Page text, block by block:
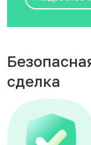
сделка